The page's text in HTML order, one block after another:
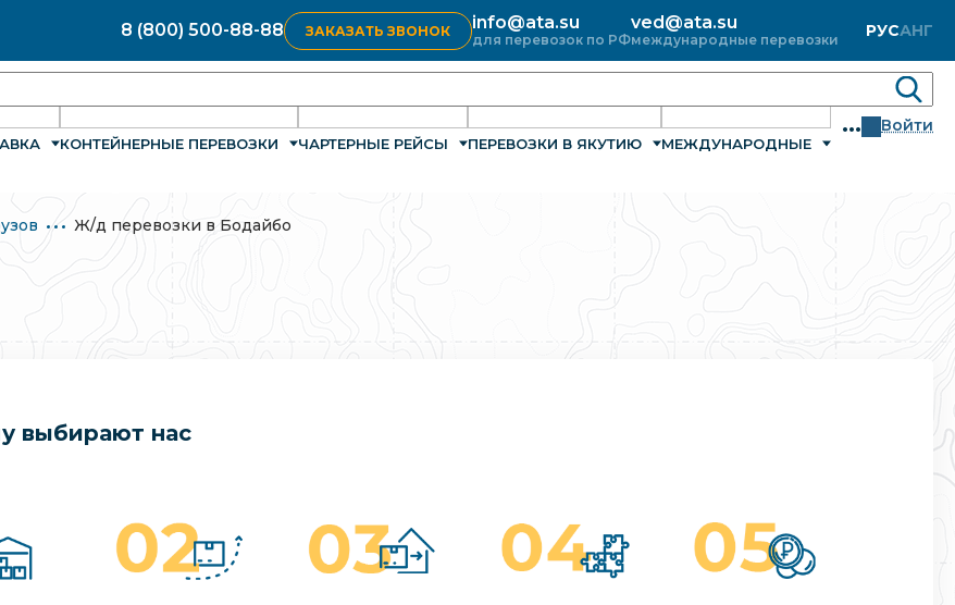
8 (800) 500-88-88 ЗАКАЗАТЬ ЗВОНОК info@ata.su
для перевозок по РФ
ved@ata.su
международные перевозки РУСАНГ
КОНТЕЙНЕРНЫЕ ПЕРЕВОЗКИ ЧАРТЕРНЫЕ РЕЙСЫ ПЕРЕВОЗКИ В ЯКУТИЮ МЕЖДУНАРОДНЫЕ
... Войти
Ж/д перевозки в Бодайбо
выбирают нас